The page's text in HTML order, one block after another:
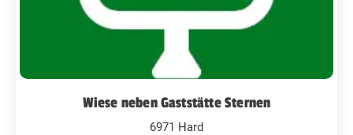
Wiese neben Gaststätte Sternen
6971 Hard